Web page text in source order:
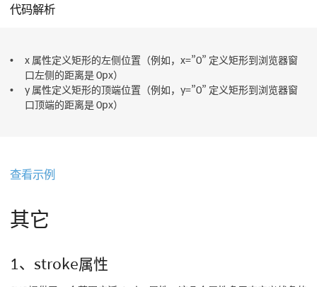
代码解析
x 属性定义矩形的左侧位置（例如，x=”0” 定义矩形到浏览器窗
口左侧的距离是 0px）
y 属性定义矩形的顶端位置（例如，y=”0” 定义矩形到浏览器窗
口顶端的距离是 0px）
查看示例
其它
1、stroke属性